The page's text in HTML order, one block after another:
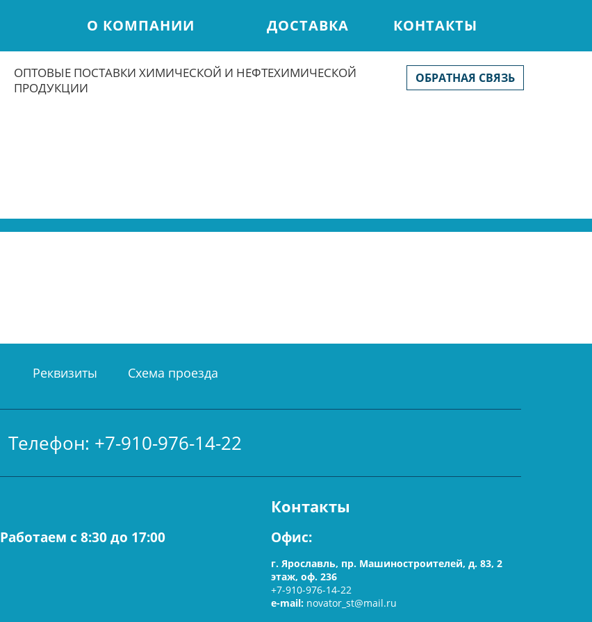
О КОМПАНИИ ДОСТАВКА КОНТАКТЫ
ОПТОВЫЕ ПОСТАВКИ ХИМИЧЕСКОЙ И НЕФТЕХИМИЧЕСКОЙ
ПРОДУКЦИИ
ОБРАТНАЯ СВЯЗЬ
Реквизиты Схема проезда
Телефон: +7-910-976-14-22
Работаем c 8:30 до 17:00
Контакты
Офис:
г. Ярославль, пр. Машиностроителей, д. 83, 2
этаж, оф. 236
+7-910-976-14-22
e-mail: novator_st@mail.ru